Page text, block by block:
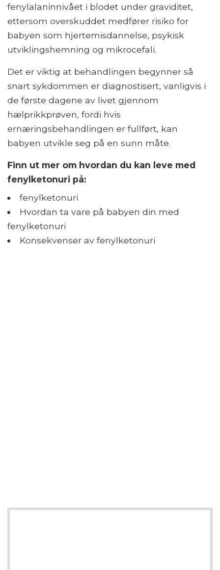
fenylalaninnivået i blodet under graviditet,
ettersom overskuddet medfører risiko for
babyen som hjertemisdannelse, psykisk
utviklingshemning og mikrocefali.
Det er viktig at behandlingen begynner så
snart sykdommen er diagnostisert, vanligvis i
de første dagene av livet gjennom
hælprikkprøven, fordi hvis
ernæringsbehandlingen er fullført, kan
babyen utvikle seg på en sunn måte.
Finn ut mer om hvordan du kan leve med
fenylketonuri på:
fenylketonuri
Hvordan ta vare på babyen din med
fenylketonuri
Konsekvenser av fenylketonuri